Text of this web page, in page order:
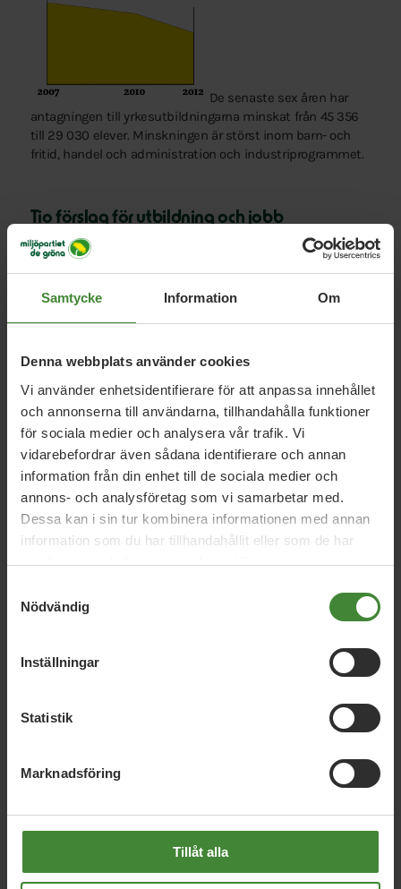
Samtycke Information Om
Denna webbplats använder cookies
Vi använder enhetsidentifierare för att anpassa innehållet
och annonserna till användarna, tillhandahålla funktioner
för sociala medier och analysera vår trafik. Vi
vidarebefordrar även sådana identifierare och annan
information från din enhet till de sociala medier och
annons- och analysföretag som vi samarbetar med.
Dessa kan i sin tur kombinera informationen med annan
information som du har tillhandahållit eller som de har
samlat in när du har använt deras tjänster.
Nödvändig
Inställningar
Statistik
Marknadsföring
Tillåt alla
De senaste sex åren har
antagningen till yrkesutbildningarna minskat från 45 356
till 29 030 elever. Minskningen är störst inom barn- och
fritid, handel och administration och industriprogrammet.
Tio förslag för utbildning och jobb
Satsning på sommarjobb
Handledarutbildning för företag
Bättre studie- och yrkesvägledning
Studierna måste åter bli högskoleförberedande
Praktik i alla yrkesförberedande
gymnasieutbildningar
Riktig lärlingsutbildning
Riv hindren mellan skola och jobb